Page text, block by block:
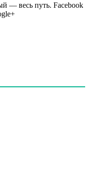
— весь путь. Facebook